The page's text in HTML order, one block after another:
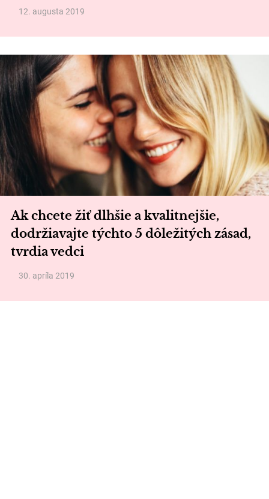
12. augusta 2019
Ak chcete žiť dlhšie a kvalitnejšie,
dodržiavajte týchto 5 dôležitých zásad,
tvrdia vedci
30. apríla 2019